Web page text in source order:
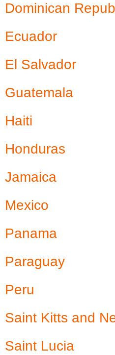
Dominican
Ecuador
El Salvador
Guatemala
Haiti
Honduras
Jamaica
Mexico
Panama
Paraguay
Peru
Saint Kitts and
Saint Lucia